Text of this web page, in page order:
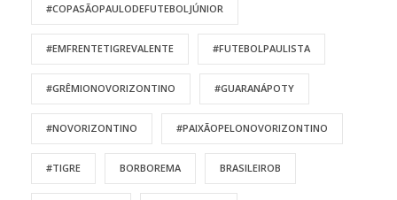
#COPASÃOPAULODEFUTEBOLJÚNIOR
#EMFRENTETIGREVALENTE #FUTEBOLPAULISTA
#GRÊMIONOVORIZONTINO #GUARANÁPOTY
#NOVORIZONTINO #PAIXÃOPELONOVORIZONTINO
#TIGRE BORBOREMA BRASILEIROB